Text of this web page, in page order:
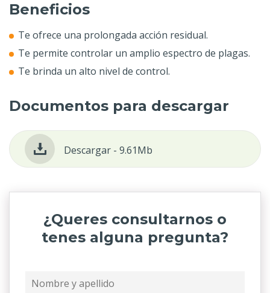
Beneficios
Te ofrece una prolongada acción residual.
Te permite controlar un amplio espectro de plagas.
Te brinda un alto nivel de control.
Documentos para descargar
Descargar - 9.61Mb
¿Queres consultarnos o
tenes alguna pregunta?